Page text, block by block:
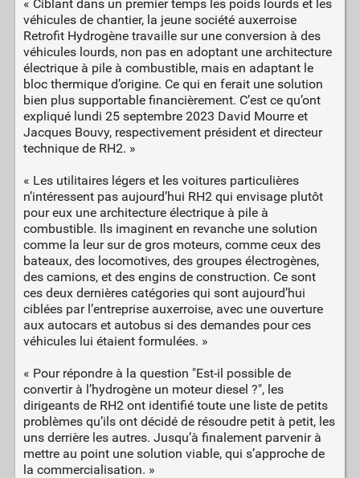
« Ciblant dans un premier temps les poids lourds et les
véhicules de chantier, la jeune société auxerroise
Retrofit Hydrogène travaille sur une conversion à des
véhicules lourds, non pas en adoptant une architecture
électrique à pile à combustible, mais en adaptant le
bloc thermique d’origine. Ce qui en ferait une solution
bien plus supportable financièrement. C’est ce qu’ont
expliqué lundi 25 septembre 2023 David Mourre et
Jacques Bouvy, respectivement président et directeur
technique de RH2. »
« Les utilitaires légers et les voitures particulières
n’intéressent pas aujourd’hui RH2 qui envisage plutôt
pour eux une architecture électrique à pile à
combustible. Ils imaginent en revanche une solution
comme la leur sur de gros moteurs, comme ceux des
bateaux, des locomotives, des groupes électrogènes,
des camions, et des engins de construction. Ce sont
ces deux dernières catégories qui sont aujourd’hui
ciblées par l’entreprise auxerroise, avec une ouverture
aux autocars et autobus si des demandes pour ces
véhicules lui étaient formulées. »
« Pour répondre à la question "Est-il possible de
convertir à l’hydrogène un moteur diesel ?", les
dirigeants de RH2 ont identifié toute une liste de petits
problèmes qu’ils ont décidé de résoudre petit à petit, les
uns derrière les autres. Jusqu’à finalement parvenir à
mettre au point une solution viable, qui s’approche de
la commercialisation. »